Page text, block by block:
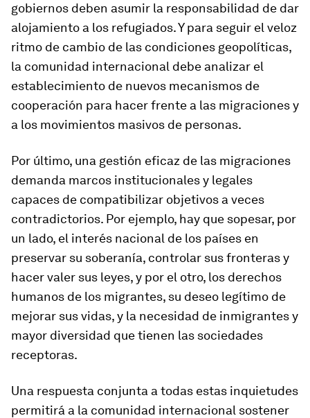
gobiernos deben asumir la responsabilidad de dar
alojamiento a los refugiados. Y para seguir el veloz
ritmo de cambio de las condiciones geopolíticas,
la comunidad internacional debe analizar el
establecimiento de nuevos mecanismos de
cooperación para hacer frente a las migraciones y
a los movimientos masivos de personas.
Por último, una gestión eficaz de las migraciones
demanda marcos institucionales y legales
capaces de compatibilizar objetivos a veces
contradictorios. Por ejemplo, hay que sopesar, por
un lado, el interés nacional de los países en
preservar su soberanía, controlar sus fronteras y
hacer valer sus leyes, y por el otro, los derechos
humanos de los migrantes, su deseo legítimo de
mejorar sus vidas, y la necesidad de inmigrantes y
mayor diversidad que tienen las sociedades
receptoras.
Una respuesta conjunta a todas estas inquietudes
permitirá a la comunidad internacional sostener